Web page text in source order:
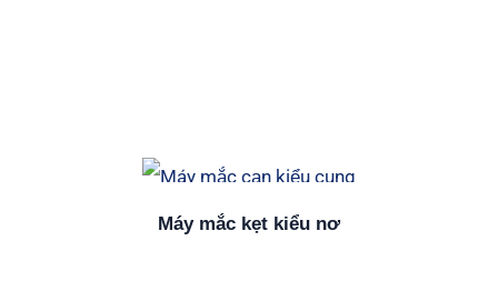
Máy mắc kẹt kiểu nơ